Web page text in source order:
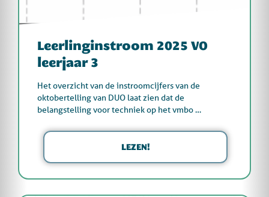
Leerlinginstroom 2025 VO
leerjaar 3
Het overzicht van de instroomcijfers van de
oktobertelling van DUO laat zien dat de
belangstelling voor techniek op het vmbo …
LEZEN!